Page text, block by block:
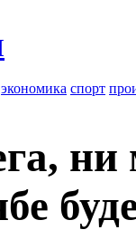
экономика спорт
ни